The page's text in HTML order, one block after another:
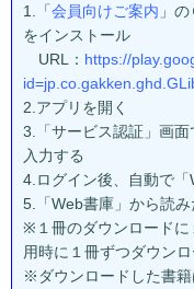
1.「会員向けご案内 」
をインストール
URL： https://
id=jp.co.gakken.
2.アプリを開く
3.「サービス認証」画
入力する
4.ログイン後、自動で
5.「Web書庫」から読
※１冊のダウンロードに
用時に１冊ずつダウンロ
※ダウンロードした書